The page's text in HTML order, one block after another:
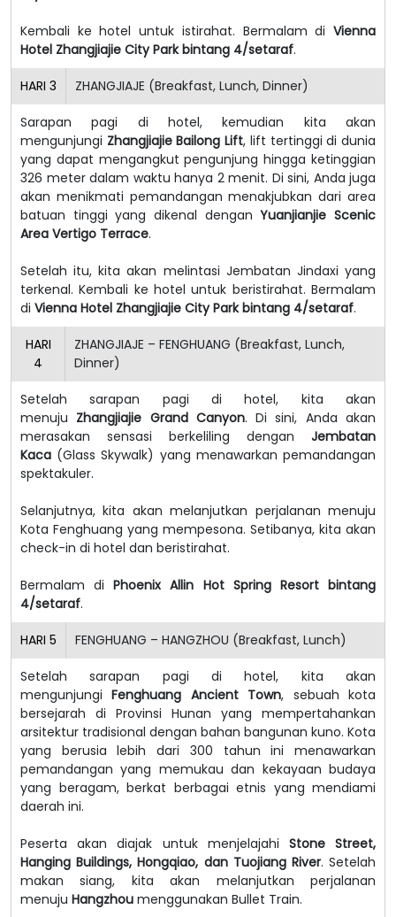
Kembali ke hotel untuk istirahat. Bermalam di Vienna
Hotel Zhangjiajie City Park bintang 4/setaraf.
HARI 3 ZHANGJIAJE (Breakfast, Lunch, Dinner)
Sarapan pagi di hotel, kemudian kita akan
mengunjungi Zhangjiajie Bailong Lift, lift tertinggi di dunia
yang dapat mengangkut pengunjung hingga ketinggian
326 meter dalam waktu hanya 2 menit. Di sini, Anda juga
akan menikmati pemandangan menakjubkan dari area
batuan tinggi yang dikenal dengan Yuanjianjie Scenic
Area Vertigo Terrace.
Setelah itu, kita akan melintasi Jembatan Jindaxi yang
terkenal. Kembali ke hotel untuk beristirahat. Bermalam
di Vienna Hotel Zhangjiajie City Park bintang 4/setaraf.
HARI
4
ZHANGJIAJE – FENGHUANG (Breakfast, Lunch,
Dinner)
Setelah sarapan pagi di hotel, kita akan
menuju Zhangjiajie Grand Canyon. Di sini, Anda akan
merasakan sensasi berkeliling dengan Jembatan
Kaca (Glass Skywalk) yang menawarkan pemandangan
spektakuler.
Selanjutnya, kita akan melanjutkan perjalanan menuju
Kota Fenghuang yang mempesona. Setibanya, kita akan
check-in di hotel dan beristirahat.
Bermalam diPhoenix Allin Hot Spring Resort bintang
4/setaraf.
HARI 5 FENGHUANG – HANGZHOU (Breakfast, Lunch)
Setelah sarapan pagi di hotel, kita akan
mengunjungiFenghuang Ancient Town, sebuah kota
bersejarah di Provinsi Hunan yang mempertahankan
arsitektur tradisional dengan bahan bangunan kuno. Kota
yang berusia lebih dari 300 tahun ini menawarkan
pemandangan yang memukau dan kekayaan budaya
yang beragam, berkat berbagai etnis yang mendiami
daerah ini.
Peserta akan diajak untuk menjelajahi Stone Street,
Hanging Buildings, Hongqiao, dan Tuojiang River. Setelah
makan siang, kita akan melanjutkan perjalanan
menuju Hangzhou menggunakan Bullet Train.